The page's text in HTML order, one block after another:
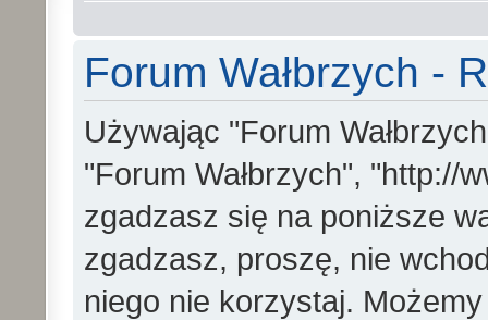
Forum Wałbrzych -
Używając "Forum
"Forum Wałbrzych", "http://
zgadzasz się na poniższe
zgadzasz, proszę, nie
niego nie korzystaj.